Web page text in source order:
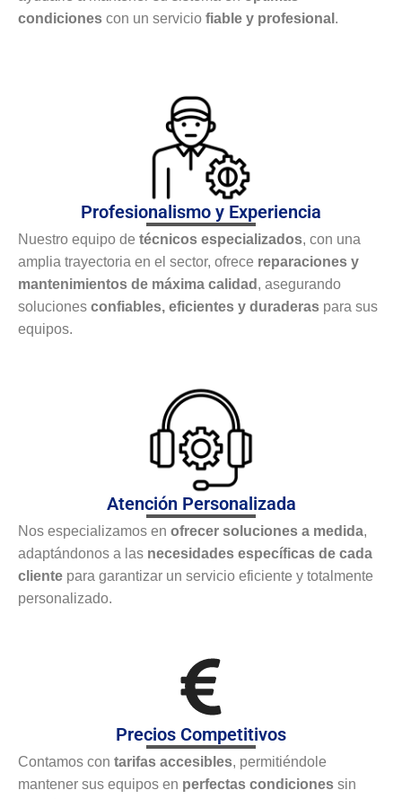
condiciones con un servicio fiable y profesional .
Profesionalismo y Experiencia
Nuestro equipo de técnicos especializados, con una
amplia trayectoria en el sector, ofrece reparaciones y
mantenimientos de máxima calidad , asegurando
soluciones confiables, eficientes y duraderas para sus
equipos.
Atención Personalizada
Nos especializamos en ofrecer soluciones a medida,
adaptándonos a las necesidades específicas de cada
cliente para garantizar un servicio eficiente y totalmente
personalizado.
Precios Competitivos
Contamos con tarifas accesibles, permitiéndole
mantener sus equipos en perfectas condiciones sin